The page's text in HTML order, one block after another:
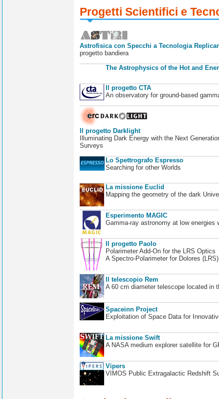
Progetti Scientifici e
Astrofisica con Specchi a Tecnologia
progetto bandiera
The Astrophysics of the Hot and
Il progetto CTA
An observatory for ground-based
Il progetto Darklight
Illuminating Dark Energy with the Next
Surveys
Lo Spettrografo Espresso
Searching for other Worlds
La missione Euclid
Mapping the geometry of the dark
Esperimento MAGIC
Gamma-ray astronomy at low energies
Il progetto Paolo
Polarimeter Add-On for the LRS Optics
A Spectro-Polarimeter for Dolores
Il telescopio Rem
A 60 cm diameter telescope located in
Spaceinn Project
Exploitation of Space Data for
La missione Swift
A NASA medium explorer satellite for
Vipers
VIMOS Public Extragalactic Redshift